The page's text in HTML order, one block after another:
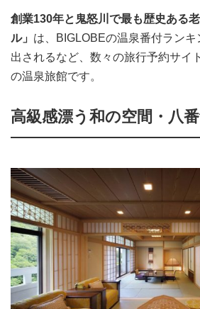
創業130年と鬼怒川で最も歴史ある
ル」 は、BIGLOBEの温泉番付ラン
出されるなど、数々の旅行予約サイ
の温泉旅館です。
高級感漂う和の空間・八